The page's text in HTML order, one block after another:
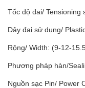
Tốc độ đai/ Tensioning
Dây đai sử dụng/
Rộng/ Width: (9-12-
Phương pháp hàn/
Nguồn sạc Pin/ Power